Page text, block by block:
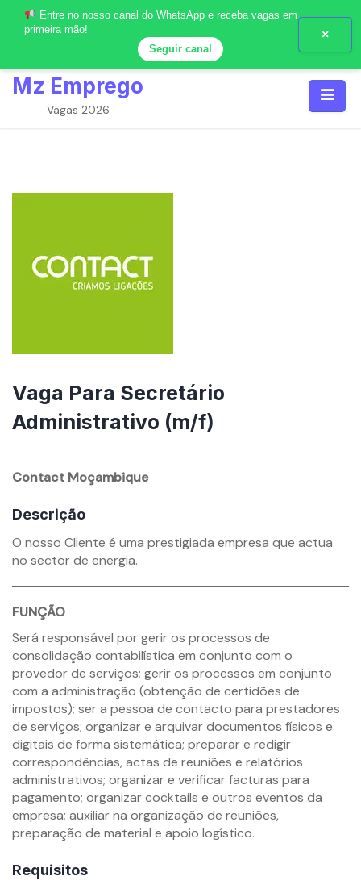
Entre no nosso canal do WhatsApp e receba vagas em
primeira mão!
Seguir canal
×
Skip
content
Mz Emprego
Vagas 2026
Vaga Para Secretário
Administrativo (m/f)
Contact Moçambique
Descrição
O nosso Cliente é uma prestigiada empresa que actua
no sector de energia.
FUNÇÃO
Será responsável por gerir os processos de
consolidação contabilística em conjunto com o
provedor de serviços; gerir os processos em conjunto
com a administração (obtenção de certidões de
impostos); ser a pessoa de contacto para prestadores
de serviços; organizar e arquivar documentos físicos e
digitais de forma sistemática; preparar e redigir
correspondências, actas de reuniões e relatórios
administrativos; organizar e verificar facturas para
pagamento; organizar cocktails e outros eventos da
empresa; auxiliar na organização de reuniões,
preparação de material e apoio logístico.
Requisitos